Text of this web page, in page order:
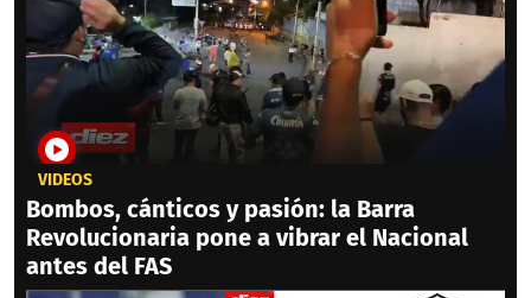
VIDEOS
Bombos, cánticos y pasión: la Barra
Revolucionaria pone a vibrar el Nacional
antes del FAS